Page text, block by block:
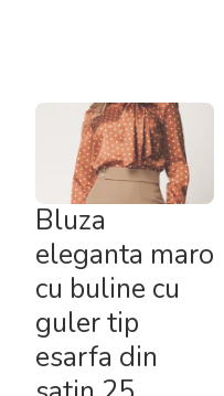
Bluza
eleganta maro
cu buline cu
guler tip
esarfa din